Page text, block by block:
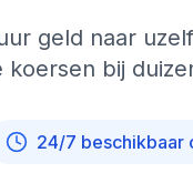
geld naar
bij
24/7 beschikbaar